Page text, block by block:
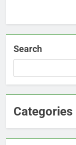
Search
Categories